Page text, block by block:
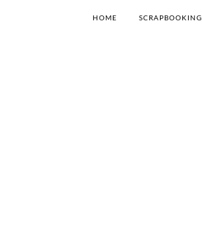
HOME SCRAPBOOKING